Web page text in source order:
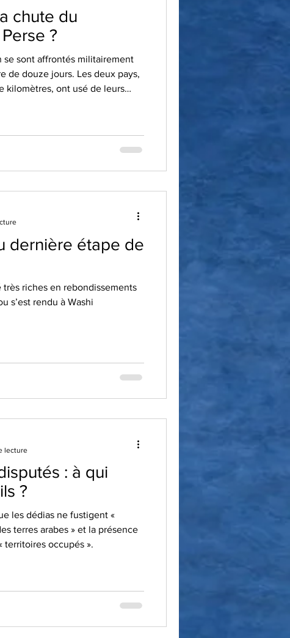
chute du
?
se sont affrontés militairement
de douze jours. Les deux pays,
kilomètres, ont usé de leurs
dernière étape de
riches en rebondissements
s’est rendu à Washi
: à qui
?
les dédias ne fustigent «
terres arabes » et la présence
territoires occupés ».
lecture